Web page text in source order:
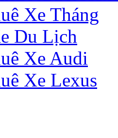
Xe Tháng
Du Lịch
Xe Audi
Xe Lexus